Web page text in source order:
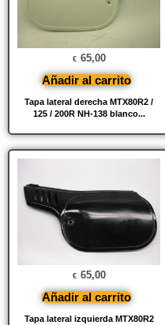
Tapa lateral derecha MTX80R2 /
125 / 200R NH-138 blanco...
€ 65,00
Añadir al carrito
Tapa lateral izquierda MTX80R2
€ 65,00
Añadir al carrito